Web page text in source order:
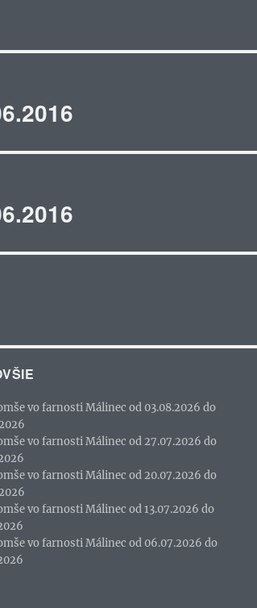
vo farnosti Málinec od 03.08.2026 do
vo farnosti Málinec od 27.07.2026 do
vo farnosti Málinec od 20.07.2026 do
vo farnosti Málinec od 13.07.2026 do
vo farnosti Málinec od 06.07.2026 do